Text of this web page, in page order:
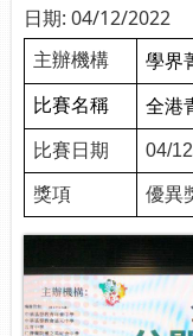
日期: 04/12/2022
主辦機構 學界
比賽名稱 全港
比賽日期 04/
獎項 優異